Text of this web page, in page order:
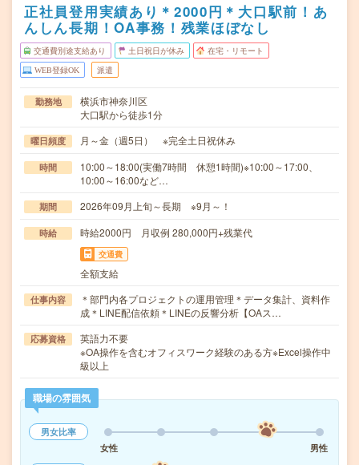
正社員登用実績あり＊2000円＊大口駅前！あ
んしん長期！OA事務！残業ほぼなし
交通費別途支給あり 土日祝日が休み 在宅・リモート
WEB登録OK 派遣
勤務地
横浜市神奈川区
大口駅から徒歩1分
曜日頻度 月～金（週5日） ※完全土日祝休み
時間
10:00～18:00(実働7時間 休憩1時間)※10:00～17:00、
10:00～16:00など…
期間 2026年09月上旬～長期 ※9月～！
時給 時給2000円 月収例 280,000円+残業代
交通費
全額支給
仕事内容
＊部門内各プロジェクトの運用管理＊データ集計、資料作
成＊LINE配信依頼＊LINEの反響分析【OAス…
応募資格
英語力不要
※OA操作を含むオフィスワーク経験のある方※Excel操作中
級以上
職場の雰囲気
男女比率
女性
男性